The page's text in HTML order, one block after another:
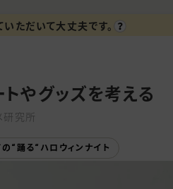
ただいて大丈夫です。
やグッズを考える
究所
“踊る“ハロウィンナイト